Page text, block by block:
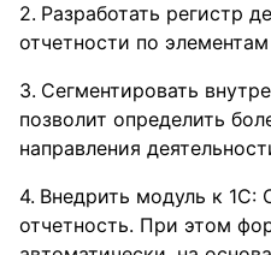
Разработать регистр
отчетности по
Сегментировать
позволит определить
направления
Внедрить модуль к 1С:
отчетность. При этом